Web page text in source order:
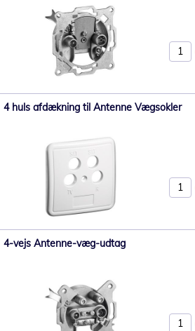
4 huls afdækning til Antenne Vægsokler
4-vejs Antenne-væg-udtag